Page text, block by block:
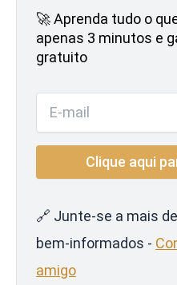
🚀 Aprenda tudo o
apenas 3 minutos e
gratuito
🔗 Junte-se a mais
bem-informados -
amigo